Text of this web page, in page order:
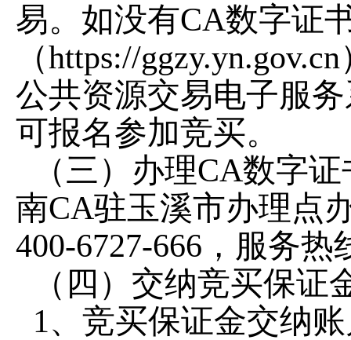
易。如没有CA数字证
（https://ggzy.yn.gov.cn
公共资源交易电子服
可报名参加竞买。
（三）办理CA数字证
南CA驻玉溪市办理点
400-6727-666 ，服务热
（四）交纳竞买保证
1、竞买保证金交纳